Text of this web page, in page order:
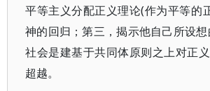
平等主义分配正义理论(作为平等的
神的回归；第三，揭示他自己所设
社会是建基于共同体原则之上对正
超越。